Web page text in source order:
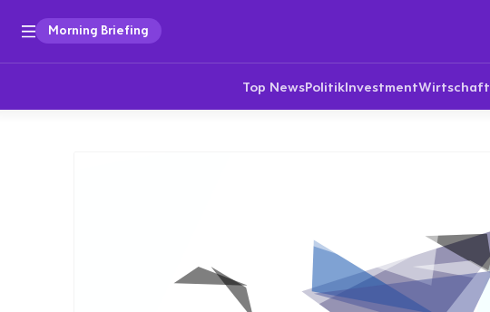
Morning Briefing
Top NewsPolitikInvestmentWirtschaft